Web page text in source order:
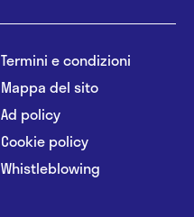
Termini e condizioni
Mappa del sito
Ad policy
Cookie policy
Whistleblowing